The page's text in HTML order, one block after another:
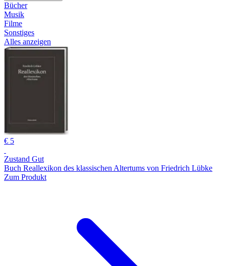
Bücher
Musik
Filme
Sonstiges
Alles anzeigen
€ 5
Zustand Gut
Buch Reallexikon des klassischen Altertums von Friedrich Lübke
Zum Produkt